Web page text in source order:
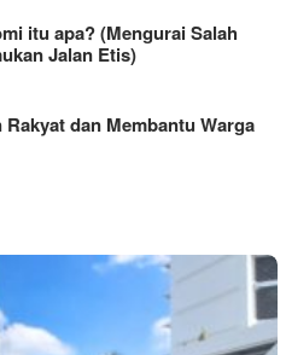
itu apa? (Mengurai Salah
Jalan Etis)
dan Membantu Warga